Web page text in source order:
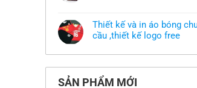
có
mẫu
thì
khoác
theo
yêu
bình
luận
ở
thảm:
Hag
lại
Thiết kế và in áo bóng
cầu ,thiết kế logo free
có
luận
Thiết
SẢN PHẨM MỚI